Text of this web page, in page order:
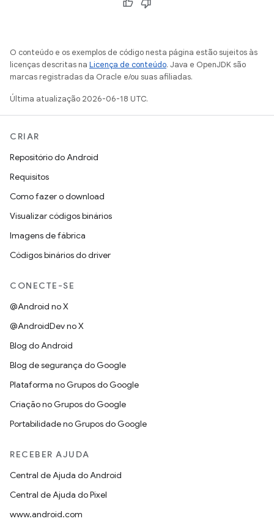
O conteúdo e os exemplos de código nesta página estão sujeitos às
licenças descritas na Licença de conteúdo. Java e OpenJDK são
marcas registradas da Oracle e/ou suas afiliadas.
Última atualização 2026-06-18 UTC.
CRIAR
Repositório do Android
Requisitos
Como fazer o download
Visualizar códigos binários
Imagens de fábrica
Códigos binários do driver
CONECTE-SE
@Android no X
@AndroidDev no X
Blog do Android
Blog de segurança do Google
Plataforma no Grupos do Google
Criação no Grupos do Google
Portabilidade no Grupos do Google
RECEBER AJUDA
Central de Ajuda do Android
Central de Ajuda do Pixel
www.android.com